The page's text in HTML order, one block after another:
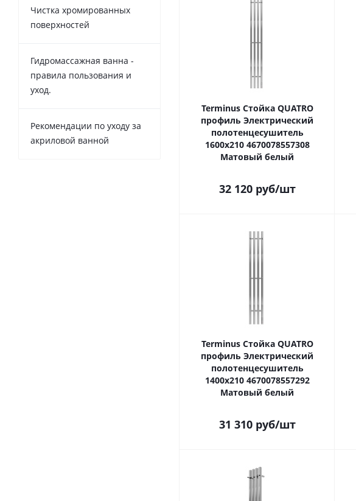
Terminus Стойка QUATRO
профиль Электрический
полотенцесушитель
1600х210 4670078557308
Матовый белый
32 120руб/шт
Terminus Стойка QUATRO
профиль Электрический
полотенцесушитель
1400х210 4670078557292
Матовый белый
31 310руб/шт
Чистка хромированных
поверхностей
Гидромассажная ванна -
правила пользования и
уход.
Рекомендации по уходу за
акриловой ванной